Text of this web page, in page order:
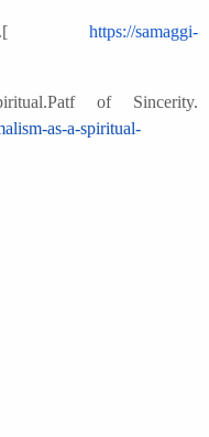
https://samaggi-
of Sincerity.
as-a-spiritual-